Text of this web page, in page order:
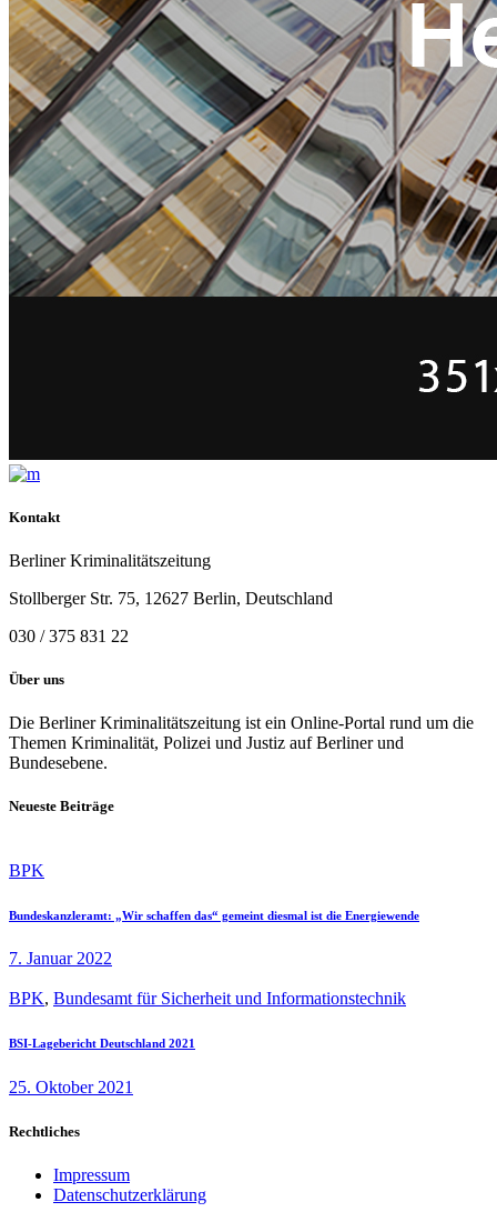
Kontakt
Berliner Kriminalitätszeitung
Stollberger Str. 75, 12627 Berlin, Deutschland
030 / 375 831 22
Über uns
Die Berliner Kriminalitätszeitung ist ein Online-Portal rund um die
Themen Kriminalität, Polizei und Justiz auf Berliner und
Bundesebene.
Neueste Beiträge
BPK
Bundeskanzleramt: „Wir schaffen das“ gemeint diesmal ist die Energiewende
7. Januar 2022
BPK, Bundesamt für Sicherheit und Informationstechnik
BSI-Lagebericht Deutschland 2021
25. Oktober 2021
Rechtliches
Impressum
Datenschutzerklärung